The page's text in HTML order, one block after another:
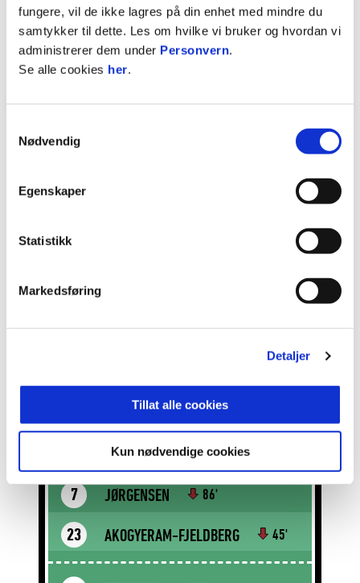
fungere, vil de ikke lagres på din enhet med mindre du
samtykker til dette. Les om hvilke vi bruker og hvordan vi
administrerer dem under Personvern.
Se alle cookies her.
Nødvendig
Egenskaper
Statistikk
Markedsføring
Detaljer
Tillat alle cookies
Kun nødvendige cookies
4 STRØMSGODSET
24
23
4
SKJELDAL
7 JØRGENSEN 86'
23 AKOGYERAM-FJELDBERG 45'